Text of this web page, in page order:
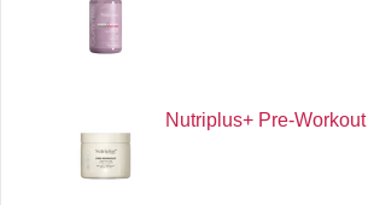
Nutriplus+ Pre-Workout